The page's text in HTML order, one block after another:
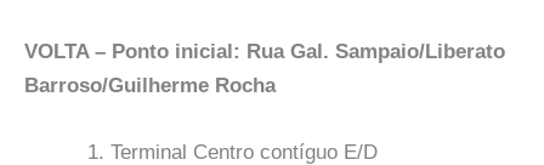
VOLTA – Ponto inicial: Rua Gal. Sampaio/Liberato
Barroso/Guilherme Rocha
Terminal Centro contíguo E/D